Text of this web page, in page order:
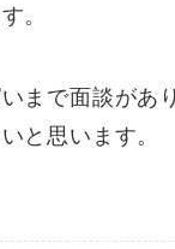
。
まで面談があ
と思います。